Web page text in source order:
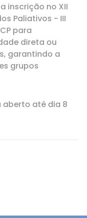
inscrição no XII
Paliativos - III
para
direta ou
garantindo a
grupos
até dia 8